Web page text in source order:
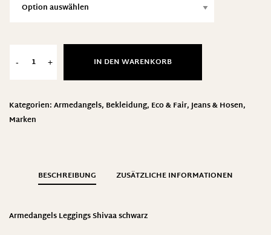
- + IN DEN WARENKORB
Kategorien:Armedangels, Bekleidung, Eco & Fair,Jeans & Hosen,
Marken
BESCHREIBUNG ZUSÄTZLICHE INFORMATIONEN
Armedangels Leggings Shivaa schwarz